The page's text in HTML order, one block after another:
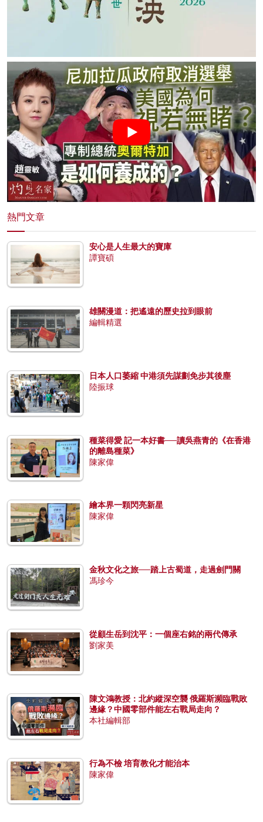
熱門文章
安心是人生最大的寶庫
譚寶碩
雄關漫道：把遙遠的歷史拉到眼前
編輯精選
日本人口萎縮 中港須先謀劃免步其後塵
陸振球
種菜得愛 記一本好書──讀吳燕青的《在香港
的離島種菜》
陳家偉
繪本界一顆閃亮新星
陳家偉
金秋文化之旅──踏上古蜀道，走過劍門關
馮珍今
從顧生岳到沈平：一個座右銘的兩代傳承
劉家美
陳文鴻教授：北約縱深空襲 俄羅斯瀕臨戰敗
邊緣？中國零部件能左右戰局走向？
本社編輯部
行為不檢 培育教化才能治本
陳家偉